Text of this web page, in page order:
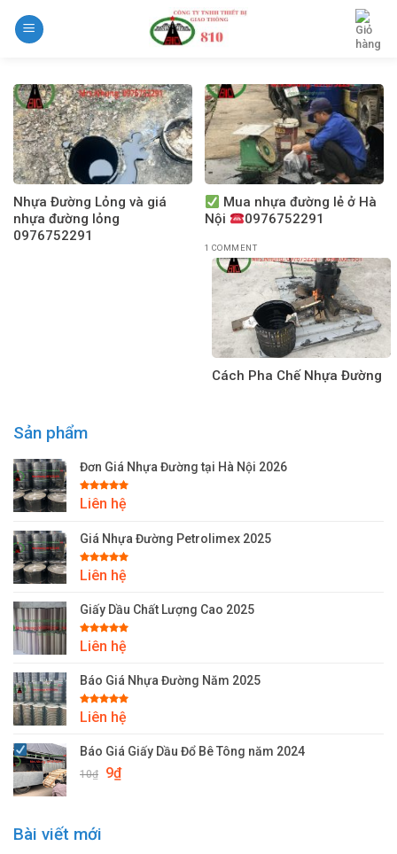
Sản phẩm
Đơn Giá Nhựa Đường tại Hà Nội 2026
Được xếp
hạng5.00
Liên hệ
Giá Nhựa Đường Petrolimex 2025
Được xếp
hạng5.00
Liên hệ
Giấy Dầu Chất Lượng Cao 2025
Được xếp
hạng5.00
Liên hệ
Báo Giá Nhựa Đường Năm 2025
Được xếp
hạng5.00
Liên hệ
Báo Giá Giấy Dầu Đổ Bê Tông năm 2024
10₫
Giá
9₫Giá
Bài viết mới
Nhựa Đường Lỏng và giá
nhựa đường lỏng
0976752291
Mua nhựa đường lẻ ở Hà
Nội
0976752291
1 COMMENT
Cách Pha Chế Nhựa Đường